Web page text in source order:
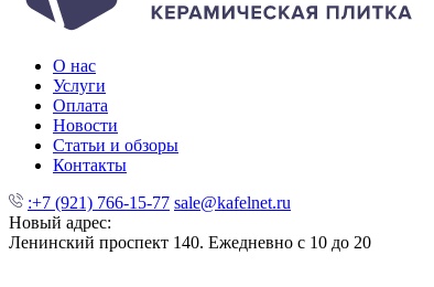
О нас
Услуги
Оплата
Новости
Статьи и обзоры
Контакты
:+7 (921) 766-15-77 sale@kafelnet.ru
Новый адрес:
Ленинский проспект 140. Ежедневно с 10 до 20